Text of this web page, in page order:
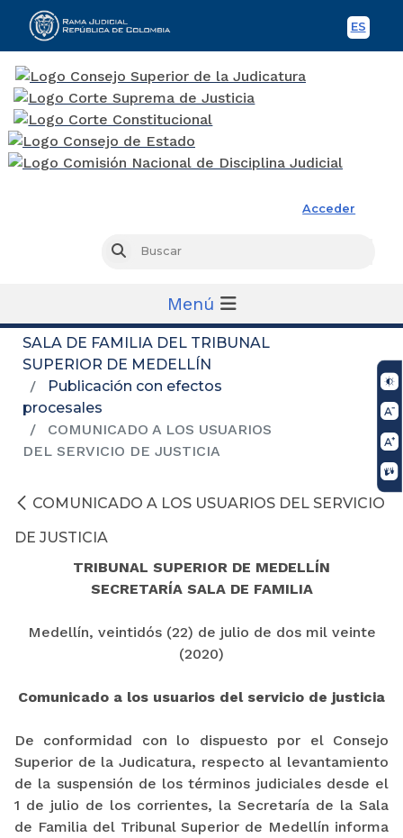
ES
Acceder
Buscar
Menú
SALA DE FAMILIA DEL TRIBUNAL
SUPERIOR DE MEDELLÍN
Publicación con efectos
procesales
COMUNICADO A LOS USUARIOS
DEL SERVICIO DE JUSTICIA
COMUNICADO A LOS USUARIOS DEL SERVICIO
DE JUSTICIA
TRIBUNAL SUPERIOR DE MEDELLÍN
SECRETARÍA SALA DE FAMILIA
Medellín, veintidós (22) de julio de dos mil veinte
(2020)
Comunicado a los usuarios del servicio de justicia
De conformidad con lo dispuesto por el Consejo
Superior de la Judicatura, respecto al levantamiento
de la suspensión de los términos judiciales desde el
1 de julio de los corrientes, la Secretaría de la Sala
de Familia del Tribunal Superior de Medellín informa